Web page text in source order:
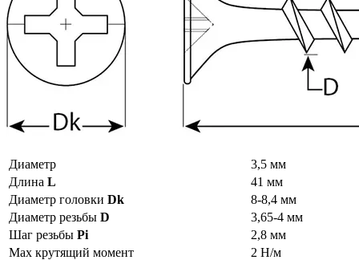
Диаметр
3,5 мм
Длина L
41 мм
Диаметр головки Dk
8-8,4 мм
Диаметр резьбы D
3,65-4 мм
Шаг резьбы Рi
2,8 мм
Max крутящий момент
2 Н/м